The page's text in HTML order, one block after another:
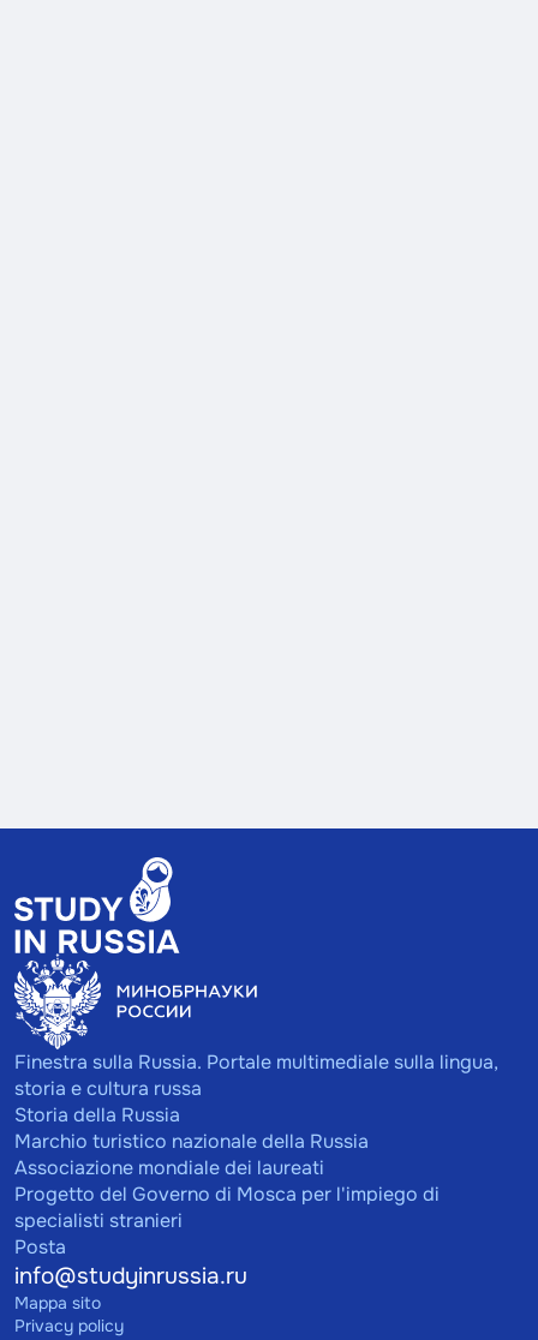
Finestra sulla Russia. Portale multimediale sulla lingua,
storia e cultura russa
Storia della Russia
Marchio turistico nazionale della Russia
Associazione mondiale dei laureati
Progetto del Governo di Mosca per l'impiego di
specialisti stranieri
Posta
info@studyinrussia.ru
Mappa sito
Privacy policy